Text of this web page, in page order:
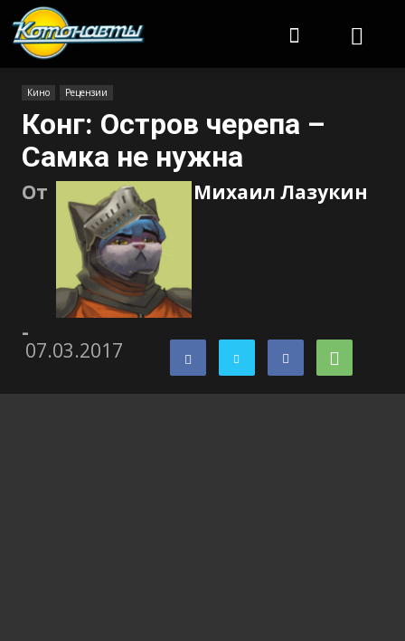
Кино Рецензии
Конг: Остров черепа –
Самка не нужна
От Михаил Лазукин
-
07.03.2017